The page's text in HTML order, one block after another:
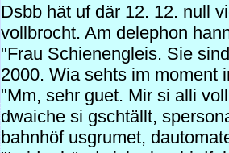
Dsbb hät uf där 12. 12. null
vollbrocht. Am delephon
"Frau Schienengleis. Sie
2000. Wia sehts im moment
"Mm, sehr guet. Mir si alli
dwaiche si gschtällt,
bahnhöf usgrumet,